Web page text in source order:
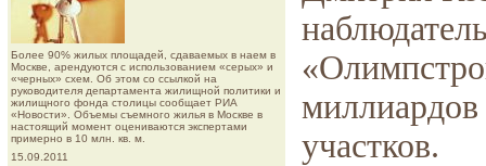
Более 90% жилых площадей, сдаваемых в наем в
Москве, арендуются с использованием «серых» и
«черных» схем. Об этом со ссылкой на
руководителя департамента жилищной политики и
жилищного фонда столицы сообщает РИА
«Новости». Объемы съемного жилья в Москве в
настоящий момент оцениваются экспертами
примерно в 10 млн. кв. м.
15.09.2011
участков.